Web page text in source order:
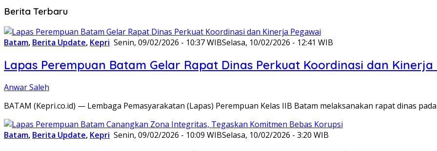
Berita Terbaru
Batam, Berita Update, Kepri Senin, 09/02/2026 - 10:37 WIBSelasa, 10/02/2026 - 12:41 WIB
Lapas Perempuan Batam Gelar Rapat Dinas Perkuat Koordinasi dan Kinerja
Anwar Saleh
BATAM (Kepri.co.id) — Lembaga Pemasyarakatan (Lapas) Perempuan Kelas IIB Batam melaksanakan rapat dinas
Batam, Berita Update, Kepri Senin, 09/02/2026 - 10:09 WIBSelasa, 10/02/2026 - 3:20 WIB